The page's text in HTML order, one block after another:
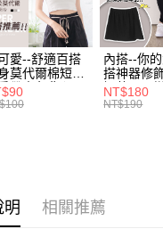
愛--舒適百搭
莫代爾棉短版
帶素色背心
黑.灰L-2L)-
內搭--你
搭神器修
擺萬用內
裙(黑2L-
NT$180
NT$190
明 相關推薦